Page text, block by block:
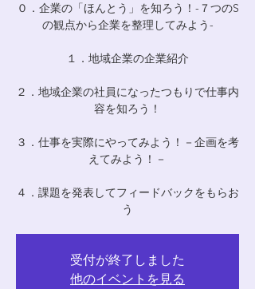
０．企業の「ほんとう」を知ろう！-７つのS
の観点から企業を整理してみよう-
１．地域企業の企業紹介
２．地域企業の社員になったつもりで仕事内
容を知ろう！
３．仕事を実際にやってみよう！－企画を考
えてみよう！－
４．課題を発表してフィードバックをもらお
う
受付が終了しました
他のイベントを見る